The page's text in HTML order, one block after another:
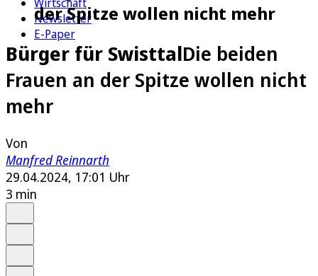
Newsletter
E-Paper
der Spitze wollen nicht mehr
Bürger für SwisttalDie beiden
Frauen an der Spitze wollen nicht
mehr
Von
Manfred Reinnarth
29.04.2024, 17:01 Uhr
3 min